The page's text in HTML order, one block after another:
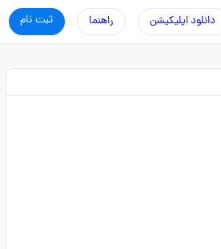
ثبت نام راهنما دانلود اپلیکیشن